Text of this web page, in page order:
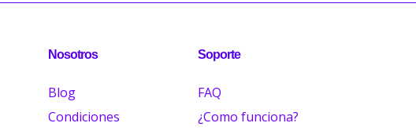
Nosotros
Blog
Condiciones
Soporte
FAQ
¿Como funciona?